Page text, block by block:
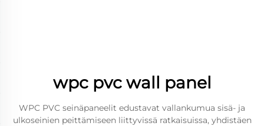
wpc pvc wall panel
WPC PVC seinäpaneelit edustavat vallankumua sisä- ja
ulkoseinien peittämiseen liittyvissä ratkaisuissa, yhdistäen